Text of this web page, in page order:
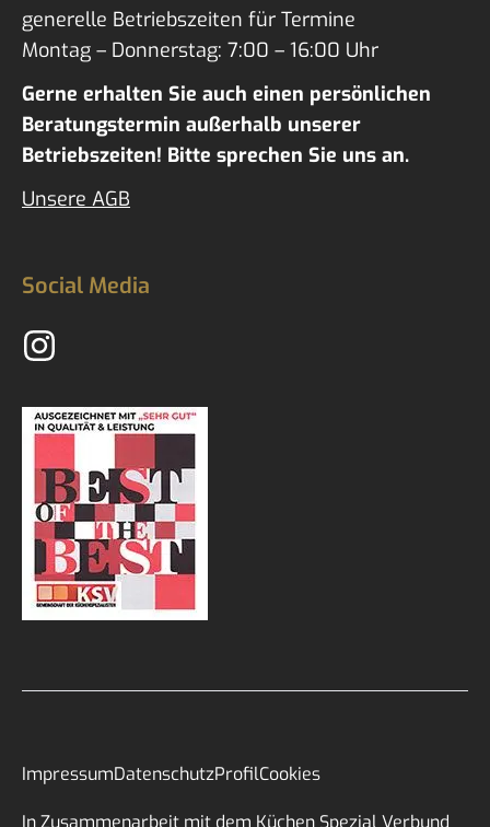
generelle Betriebszeiten für Termine
Montag – Donnerstag: 7:00 – 16:00 Uhr
Gerne erhalten Sie auch einen persönlichen
Beratungstermin außerhalb unserer
Betriebszeiten! Bitte sprechen Sie uns an.
Unsere AGB
Social Media
ImpressumDatenschutzProfilCookies
In Zusammenarbeit mit dem Küchen Spezial Verbund